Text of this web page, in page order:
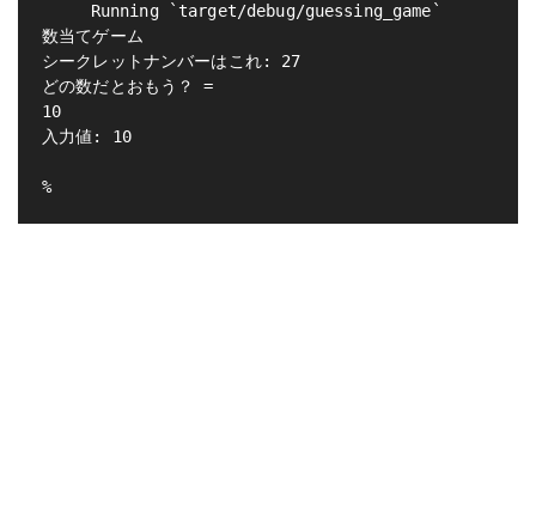
     Running `target/debug/guessing_game`
数当てゲーム
シークレットナンバーはこれ: 27
どの数だとおもう？ =
10
入力値: 10